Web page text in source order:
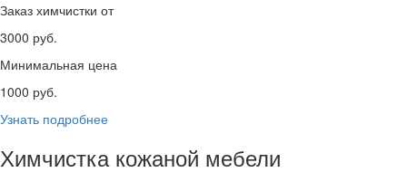
Заказ химчистки от
3000 руб.
Минимальная цена
1000 руб.
Узнать подробнее
Химчистка кожаной мебели